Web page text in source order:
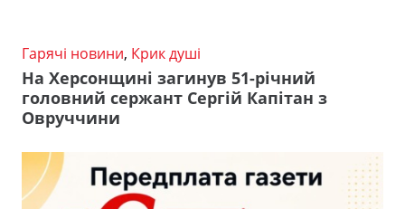
Гарячі новини, Крик душі
На Херсонщині загинув 51-річний
головний сержант Сергій Капітан з
Овруччини